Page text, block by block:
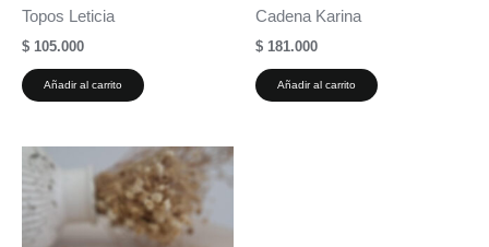
Topos Leticia
$ 105.000
Añadir al carrito
Cadena Karina
$ 181.000
Añadir al carrito